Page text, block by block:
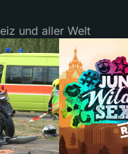
und aller Welt